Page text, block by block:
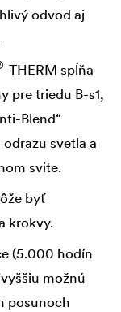
odvod aj
-THERM spĺňa
pre triedu B-s1,
Blend“
svetla a
svite.
byť
krokvy.
(5.000 hodín
možnú
posunoch